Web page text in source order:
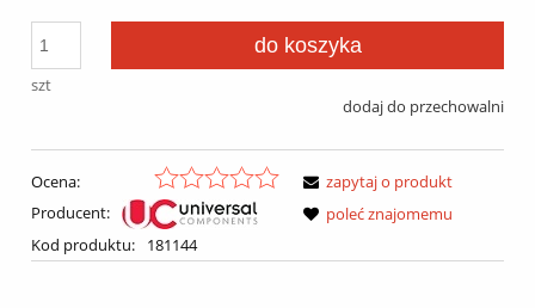
szt
do koszyka
dodaj do przechowalni
Ocena:
Producent:
Kod produktu:
181144
zapytaj o produkt
poleć znajomemu